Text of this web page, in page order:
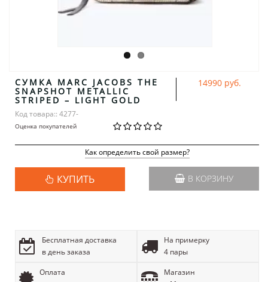
СУМКА MARC JACOBS THE
SNAPSHOT METALLIC
STRIPED – LIGHT GOLD
Код товара:: 4277-
Оценка покупателей
14990 руб.
Как определить свой размер?
КУПИТЬ В КОРЗИНУ
Бесплатная доставка
в день заказа
На примерку
4 пары
Оплата
Магазин